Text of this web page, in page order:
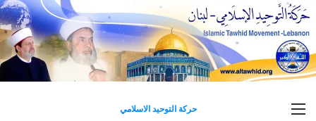
حركة التوحيد الاسلامي